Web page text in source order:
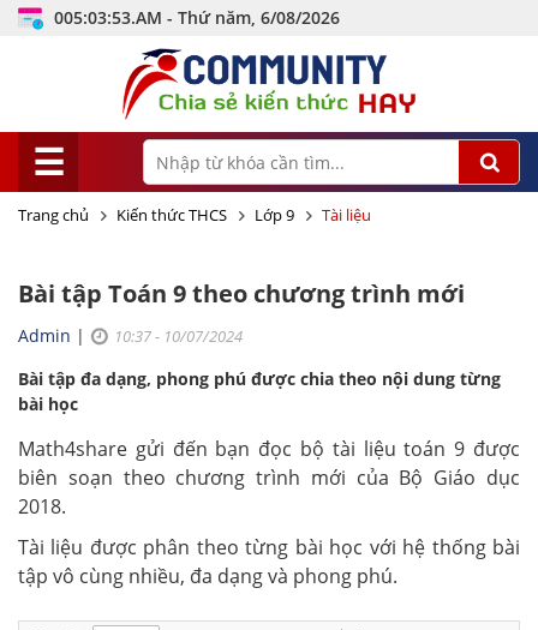
005:03:54.AM - Thứ năm, 6/08/2026
☰
Trang chủ Kiến thức THCS Lớp 9 Tài liệu
Bài tập Toán 9 theo chương trình mới
Admin | 10:37 - 10/07/2024
Bài tập đa dạng, phong phú được chia theo nội dung từng
bài học
Math4share gửi đến bạn đọc bộ tài liệu toán 9 được
biên soạn theo chương trình mới của Bộ Giáo dục
2018.
Tài liệu được phân theo từng bài học với hệ thống bài
tập vô cùng nhiều, đa dạng và phong phú.